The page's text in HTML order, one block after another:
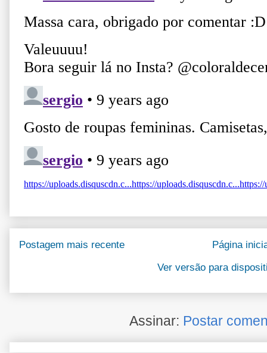
Postagem mais recente
Página
Ver versão para
Assinar: Postar